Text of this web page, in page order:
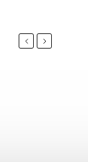
PreviousNext